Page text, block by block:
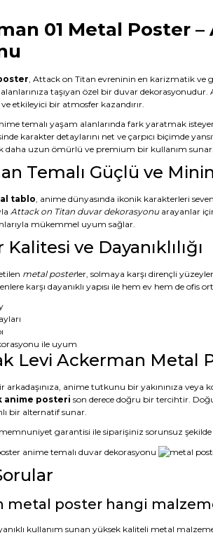
01 Metal Poster –
, Attack on Titan evreninin en karizmatik ve
taşıyan özel bir duvar
etkileyici bir atmosfer kazandırır.
temalı yaşam alanlarında fark yaratmak
karakter detaylarını net ve çarpıcı biçimde
daha uzun ömürlü ve premium bir kullanım sunar.
Temalı Güçlü ve
tablo, anime dünyasında ikonik karakterleri
Attack on Titan duvar dekorasyonuarayanlar
mükemmel uyum sağlar.
ve Dayanıklılığı
metal posterler, solmaya karşı dirençli
karşı dayanıklı yapısı ile hem ev hem de ofis
ile uyum
Levi Ackerman Metal
arkadaşınıza, anime tutkunu bir yakınınıza
anime posteri son derece doğru bir tercihtir.
bir alternatif sunar.
garantisi ile siparişiniz sorunsuz şekilde
metal poster hangi
kullanım sunan yüksek kaliteli metal